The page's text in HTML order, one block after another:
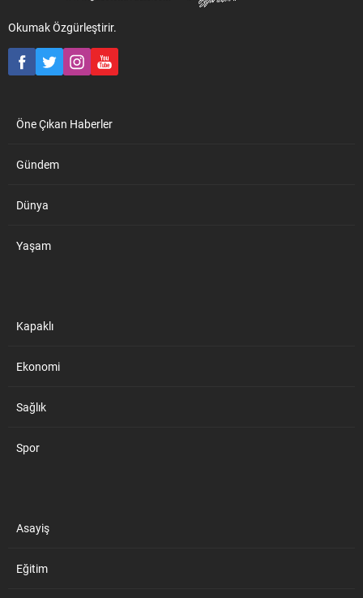
Okumak Özgürleştirir.
Öne Çıkan Haberler
Gündem
Dünya
Yaşam
Kapaklı
Ekonomi
Sağlık
Spor
Asayiş
Eğitim